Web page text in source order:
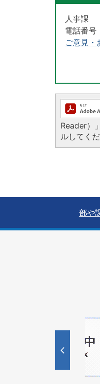
人事課
電話番
ご意見・
Reader）
ルしてくだ
部や